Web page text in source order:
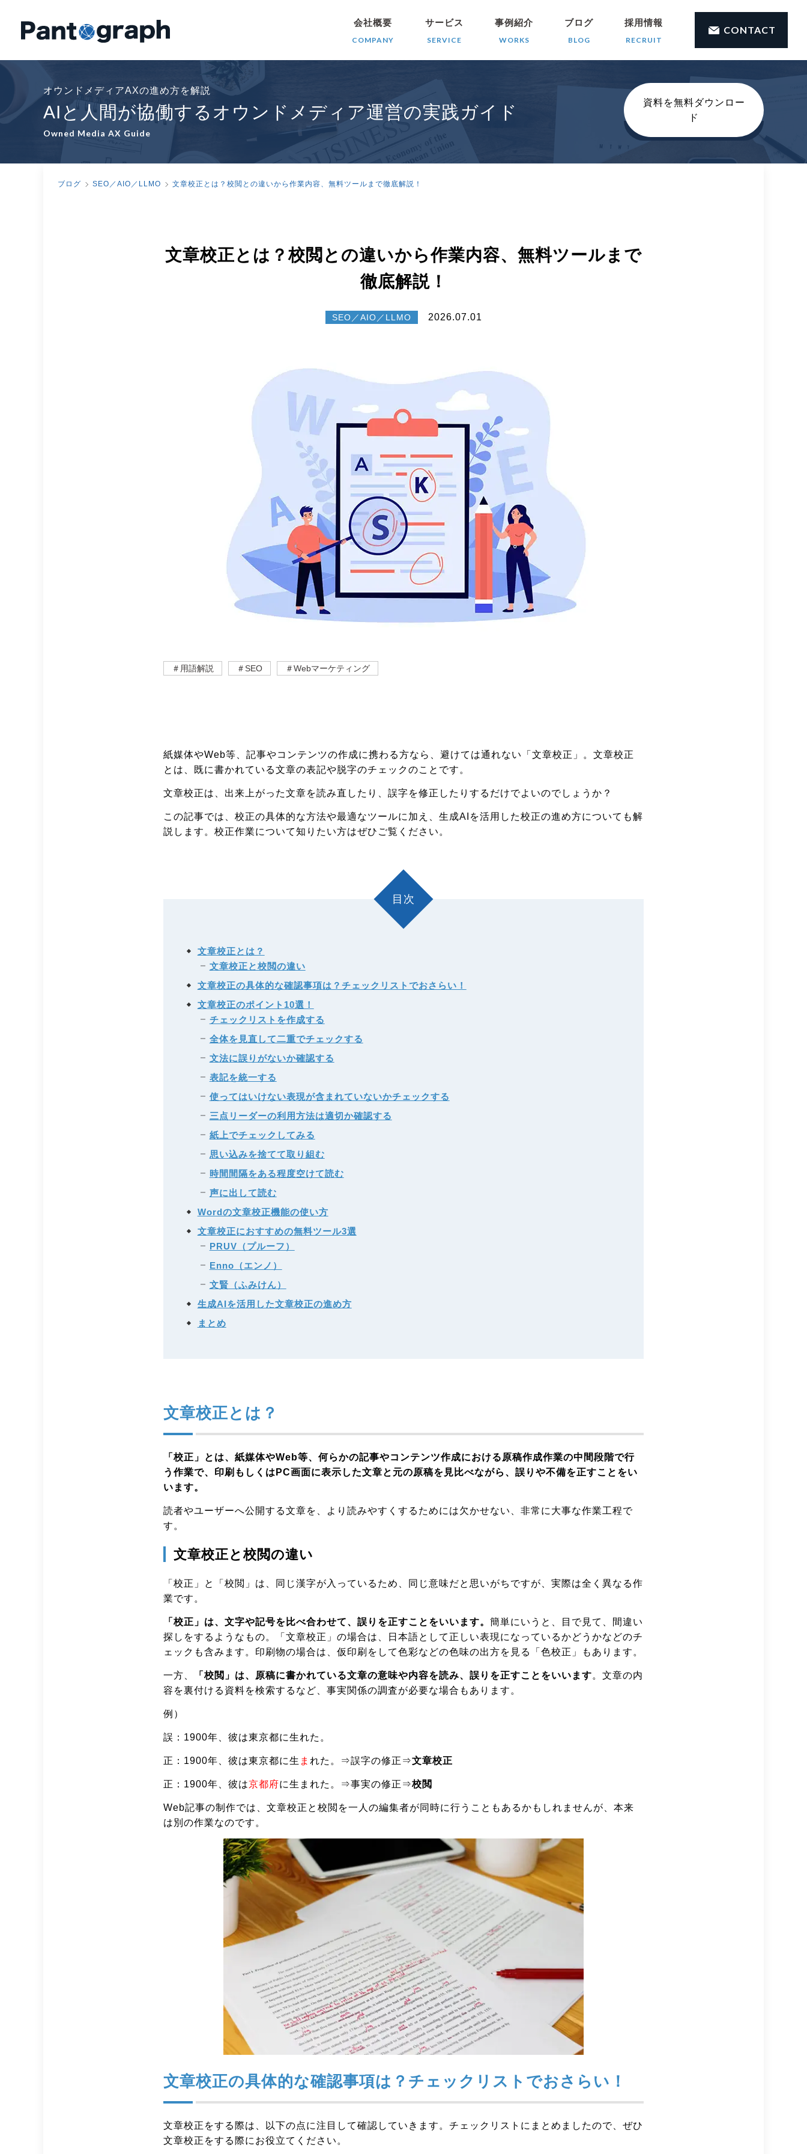
会社概要
COMPANY
サービス
SERVICE
事例紹介
WORKS
ブログ
BLOG
採用情報
RECRUIT
CONTACT
オウンドメディアAXの進め方を解説
AIと人間が協働するオウンドメディア運営の実践ガイド
Owned Media AX Guide
資料を無料ダウンロー
ド
ブログ SEO／AIO／LLMO 文章校正とは？校閲との違いから作業内容、無料ツールまで徹底解説！
文章校正とは？校閲との違いから作業内容、無料ツールまで
徹底解説！
SEO／AIO／LLMO 2026.07.01
＃用語解説 ＃SEO ＃Webマーケティング
紙媒体やWeb等、記事やコンテンツの作成に携わる方なら、避けては通れない「文章校正」。文章校正
とは、既に書かれている文章の表記や脱字のチェックのことです。
文章校正は、出来上がった文章を読み直したり、誤字を修正したりするだけでよいのでしょうか？
この記事では、校正の具体的な方法や最適なツールに加え、生成AIを活用した校正の進め方についても解
説します。校正作業について知りたい方はぜひご覧ください。
目次
文章校正とは？
文章校正と校閲の違い
文章校正の具体的な確認事項は？チェックリストでおさらい！
文章校正のポイント10選！
チェックリストを作成する
全体を見直して二重でチェックする
文法に誤りがないか確認する
表記を統一する
使ってはいけない表現が含まれていないかチェックする
三点リーダーの利用方法は適切か確認する
紙上でチェックしてみる
思い込みを捨てて取り組む
時間間隔をある程度空けて読む
声に出して読む
Wordの文章校正機能の使い方
文章校正におすすめの無料ツール3選
PRUV（プルーフ）
Enno（エンノ）
文賢（ふみけん）
生成AIを活用した文章校正の進め方
まとめ
文章校正とは？
「校正」とは、紙媒体やWeb等、何らかの記事やコンテンツ作成における原稿作成作業の中間段階で行
う作業で、印刷もしくはPC画面に表示した文章と元の原稿を見比べながら、誤りや不備を正すことをい
います。
読者やユーザーへ公開する文章を、より読みやすくするためには欠かせない、非常に大事な作業工程で
す。
文章校正と校閲の違い
「校正」と「校閲」は、同じ漢字が入っているため、同じ意味だと思いがちですが、実際は全く異なる作
業です。
「校正」は、文字や記号を比べ合わせて、誤りを正すことをいいます。 簡単にいうと、目で見て、間違い
探しをするようなもの。「文章校正」の場合は、日本語として正しい表現になっているかどうかなどのチ
ェックも含みます。印刷物の場合は、仮印刷をして色彩などの色味の出方を見る「色校正」もあります。
一方、 「校閲」は、原稿に書かれている文章の意味や内容を読み、誤りを正すことをいいます。文章の内
容を裏付ける資料を検索するなど、事実関係の調査が必要な場合もあります。
例）
誤： 1900年、彼は東京都に生れた。
正： 1900年、彼は東京都に生 ま れた。⇒誤字の修正⇒文章校正
正： 1900年、彼は京都府に生まれた。⇒事実の修正⇒校閲
Web記事の制作では、文章校正と校閲を一人の編集者が同時に行うこともあるかもしれませんが、本来
は別の作業なのです。
文章校正の具体的な確認事項は？チェックリストでおさらい！
文章校正をする際は、以下の点に注目して確認していきます。チェックリストにまとめましたので、ぜひ
文章校正をする際にお役立てください。